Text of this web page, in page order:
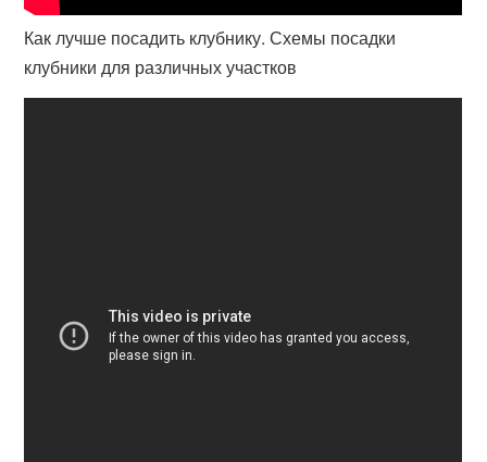
Как лучше посадить клубнику. Схемы посадки
клубники для различных участков